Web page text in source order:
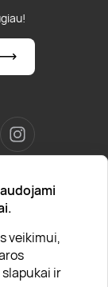
veikimui,
ir